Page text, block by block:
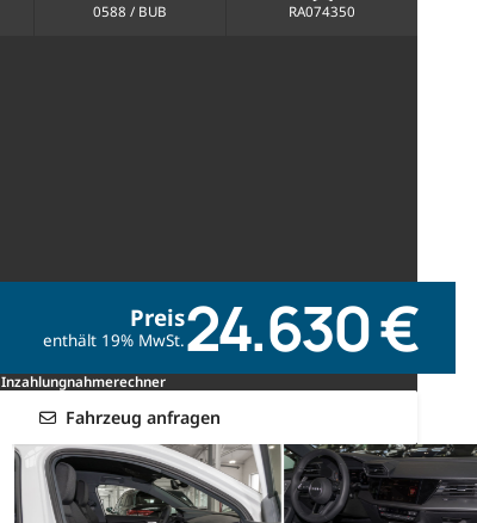
0588 / BUB RA074350
Preis
enthält 19% MwSt.24.630 €
Inzahlungnahmerechner
Fahrzeug anfragen